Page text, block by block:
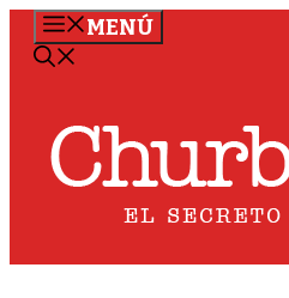
Saltar
MENÚ